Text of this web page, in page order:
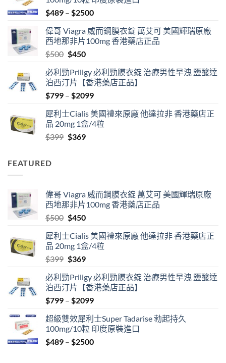
$489 – $2500Price
$489
through
偉哥 Viagra 威而鋼膜衣錠 萬艾可 美國輝瑞原廠
西地那非片100mg 香港藥店正品
$500 Original
was:
$500.
$450Current
is:
$450.
必利勁Priligy 必利勁膜衣錠 治療男性早洩 鹽酸達
泊西汀片【香港藥店正品】
$799 – $2099Price
$799
through
犀利士Cialis 美國禮來原廠 他達拉非 香港藥店正
品 20mg 1盒/4粒
$399 Original
$369Current
FEATURED
偉哥 Viagra 威而鋼膜衣錠 萬艾可 美國輝瑞原廠
西地那非片100mg 香港藥店正品
$500 Original
was:
$500.
$450Current
is:
$450.
犀利士Cialis 美國禮來原廠 他達拉非 香港藥店正
品 20mg 1盒/4粒
$399 Original
was:
$399.
$369Current
is:
$369.
必利勁Priligy 必利勁膜衣錠 治療男性早洩 鹽酸達
泊西汀片【香港藥店正品】
$799 – $2099Price
$799
through
$2099
超級雙效犀利士Super Tadarise 勃起持久
100mg/10粒 印度原裝進口
$489 – $2500Price